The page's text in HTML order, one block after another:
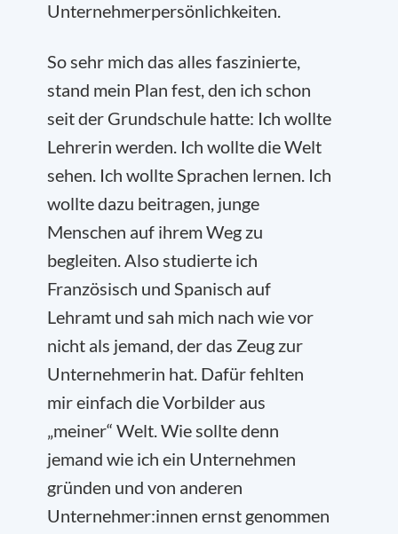
Unternehmerpersönlichkeiten.
So sehr mich das alles faszinierte,
stand mein Plan fest, den ich schon
seit der Grundschule hatte: Ich wollte
Lehrerin werden. Ich wollte die Welt
sehen. Ich wollte Sprachen lernen. Ich
wollte dazu beitragen, junge
Menschen auf ihrem Weg zu
begleiten. Also studierte ich
Französisch und Spanisch auf
Lehramt und sah mich nach wie vor
nicht als jemand, der das Zeug zur
Unternehmerin hat. Dafür fehlten
mir einfach die Vorbilder aus
„meiner“ Welt. Wie sollte denn
jemand wie ich ein Unternehmen
gründen und von anderen
Unternehmer:innen ernst genommen